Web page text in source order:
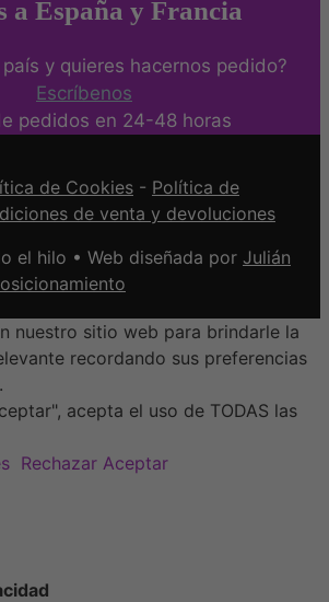
a España y Francia
y quieres hacernos pedido?
Escríbenos
pedidos en 24-48 horas
de Cookies - Política de
de venta y devoluciones
el hilo • Web diseñada por Julián
nuestro sitio web para brindarle la
recordando sus preferencias
acepta el uso de TODAS las
Rechazar Aceptar